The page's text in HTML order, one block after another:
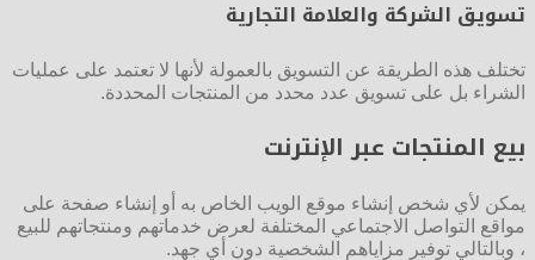
تسويق الشركة والعلامة التجارية
تختلف هذه الطريقة عن التسويق بالعمولة لأنها لا تعتمد على عمليات
الشراء بل على تسويق عدد محدد من المنتجات المحددة.
بيع المنتجات عبر الإنترنت
يمكن لأي شخص إنشاء موقع الويب الخاص به أو إنشاء صفحة على
مواقع التواصل الاجتماعي المختلفة لعرض خدماتهم ومنتجاتهم للبيع
، وبالتالي توفير مزاياهم الشخصية دون أي جهد.